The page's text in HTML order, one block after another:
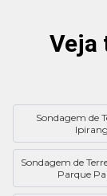
Veja
Sondagem de
Sondagem de
Parque